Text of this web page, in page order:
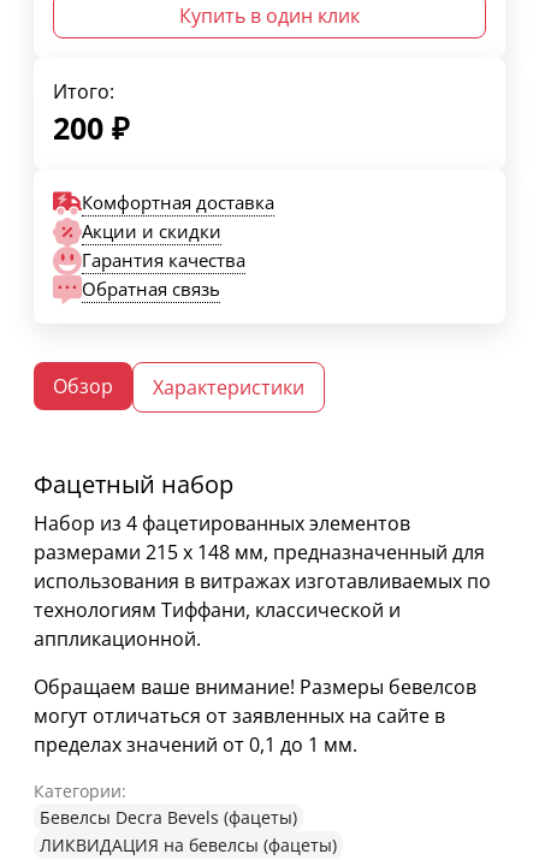
Купить в один клик
Итого:
200 ₽
Комфортная доставка
Акции и скидки
Гарантия качества
Обратная связь
Обзор Характеристики
Фацетный набор
Набор из 4 фацетированных элементов
размерами 215 х 148 мм, предназначенный для
использования в витражах изготавливаемых по
технологиям Тиффани, классической и
аппликационной.
Обращаем ваше внимание! Размеры бевелсов
могут отличаться от заявленных на сайте в
пределах значений от 0,1 до 1 мм.
Категории:
Бевелсы Decra Bevels (фацеты)
ЛИКВИДАЦИЯ на бевелсы (фацеты)